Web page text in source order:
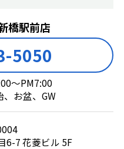
橋駅前店
5050
～PM7:00
お盆、GW
6-7 花菱ビル 5F